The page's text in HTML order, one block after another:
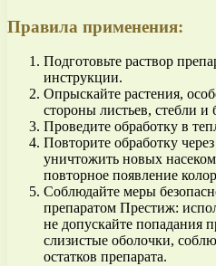
Правила применения:
Подготовьте раствор
инструкции.
Опрыскайте растения,
стороны листьев, стебли и
Проведите обработку в
Повторите обработку
уничтожить новых
повторное появление
Соблюдайте меры
препаратом Престиж:
не допускайте попадания
слизистые оболочки,
остатков препарата.